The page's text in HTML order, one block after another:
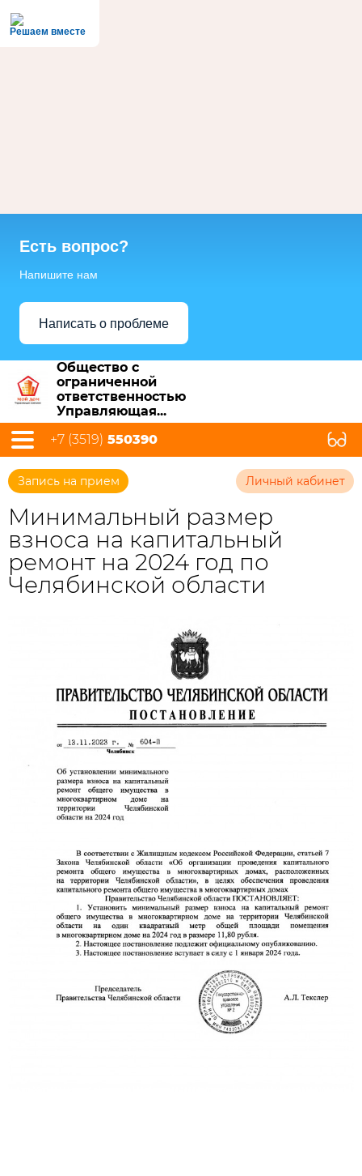
Решаем вместе
Есть вопрос?
Напишите нам
Написать о проблеме
Общество с
ограниченной
ответственностью
Управляющая...
+7 (3519) 550390
Запись на прием Личный кабинет
Минимальный размер
взноса на капитальный
ремонт на 2024 год по
Челябинской области